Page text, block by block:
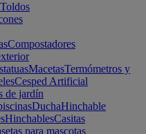
Toldos
Compostadores
MacetasTermómetros y
Cesped Artificial
de jardín
DuchaHinchable
HinchablesCasitas
para mascotas